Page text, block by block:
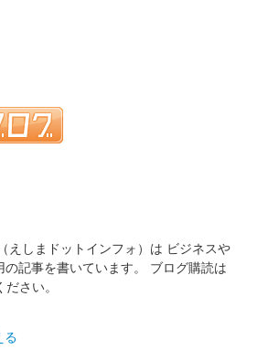
えしまドットインフォ）は ビジネスや
記事を書いています。
ブログ購読は
さい。
る